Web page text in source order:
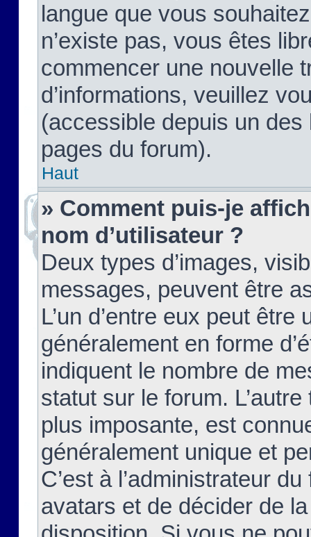
langue que vous
n’existe pas, vous êtes
commencer une nouvelle
d’informations, veuillez
(accessible depuis un
pages du forum).
Haut
» Comment puis-je
nom d’utilisateur ?
Deux types d’images,
messages, peuvent être
L’un d’entre eux peut
généralement en forme
indiquent le nombre de
statut sur le forum.
plus imposante, est
généralement unique et
C’est à l’administrateur
avatars et de décider de